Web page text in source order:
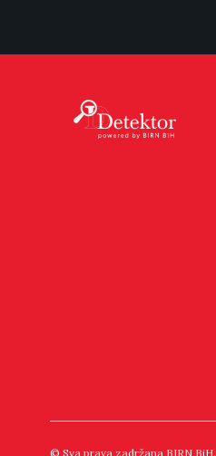
© Sva prava zadržana BIRN BiH.